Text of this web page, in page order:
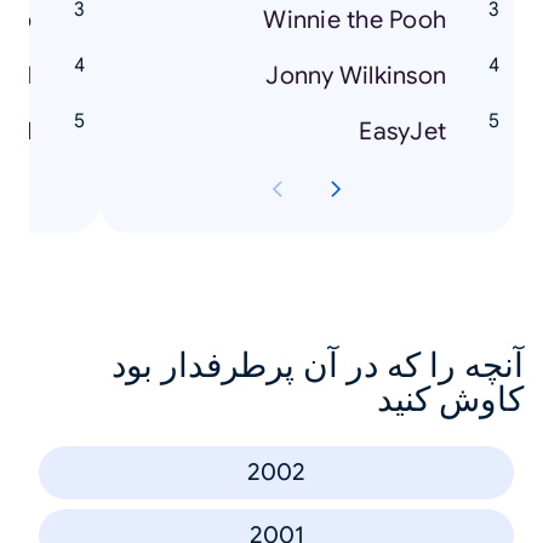
Winnie the Pooh
Jonny Wilkinson
EasyJet
آنچه را که در آن پرطرفدار بود
کاوش کنید
2002
2001